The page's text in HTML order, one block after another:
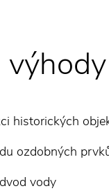
výhody
historických
ozdobných
vody